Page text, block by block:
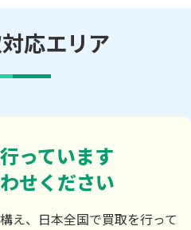
応エリア
っています
せください
え、日本全国で買取を行って